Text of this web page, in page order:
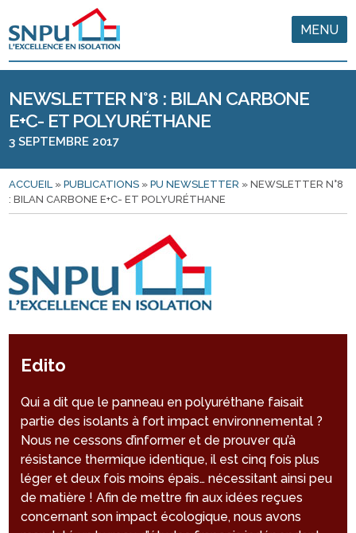
MENU
NEWSLETTER N°8 : BILAN CARBONE
E+C- ET POLYURÉTHANE
3 SEPTEMBRE 2017
ACCUEIL»PUBLICATIONS »PU NEWSLETTER »NEWSLETTER N°8
: BILAN CARBONE E+C- ET POLYURÉTHANE
Edito
Qui a dit que le panneau en polyuréthane faisait
partie des isolants à fort impact environnemental ?
Nous ne cessons d’informer et de prouver qu’à
résistance thermique identique, il est cinq fois plus
léger et deux fois moins épais… nécessitant ainsi peu
de matière ! Afin de mettre fin aux idées reçues
concernant son impact écologique, nous avons